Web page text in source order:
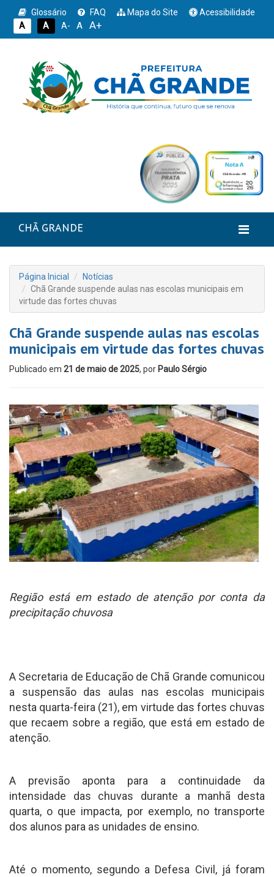
Glossário FAQ Mapa do Site
Acessibilidade
A
A A- A A+
CHÃ GRANDE
Página Inicial
Notícias
Chã Grande suspende aulas nas escolas municipais em
virtude das fortes chuvas
Chã Grande suspende aulas nas escolas
municipais em virtude das fortes chuvas
Publicado em 21 de maio de 2025, por Paulo Sérgio
Região está em estado de atenção por conta da
precipitação chuvosa
A Secretaria de Educação de Chã Grande comunicou
a suspensão das aulas nas escolas municipais
nesta quarta-feira (21), em virtude das fortes chuvas
que recaem sobre a região, que está em estado de
atenção.
A previsão aponta para a continuidade da
intensidade das chuvas durante a manhã desta
quarta, o que impacta, por exemplo, no transporte
dos alunos para as unidades de ensino.
Até o momento, segundo a Defesa Civil, já foram